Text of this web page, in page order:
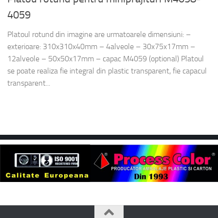
4059
Platoul rotund din imagine are urmatoarele dimensiuni: –
exterioare: 310x310x40mm – 4alveole – 30x75x17mm –
12alveole – 50x50x17mm – capac M4059 (optional) Platoul
se poate realiza fie integral din plastic transparent, fie capacul
transparent...